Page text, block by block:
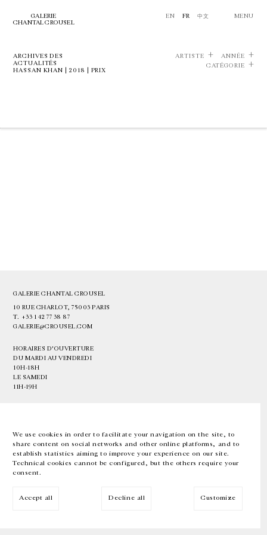
We use cookies in order to facilitate your navigation on the site, to
share content on social networks and other online platforms, and to
establish statistics aiming to improve your experience on our site.
Technical cookies cannot be configured, but the others require your
consent.
Accept all Decline all Customize
GALERIE
CHANTAL CROUSEL
EN FR 中文 MENU
ARCHIVES DES
ACTUALITÉS
HASSAN KHAN | 2018 | PRIX
ARTISTE
ANNÉE
CATÉGORIE
GALERIE CHANTAL CROUSEL
10 RUE CHARLOT, 75003 PARIS
T. +33 1 42 77 38 87
GALERIE@CROUSEL.COM
HORAIRES D'OUVERTURE
DU MARDI AU VENDREDI
10H-18H
LE SAMEDI
11H-19H
EN FR 中文 Facebook Instagram
Inscrivez-vous à notre newsletter